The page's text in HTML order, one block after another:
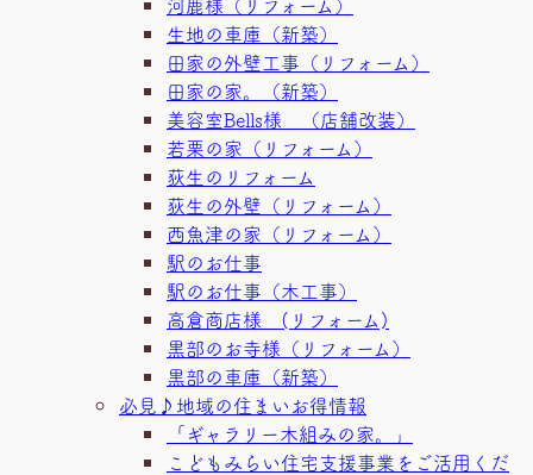
生地の車庫（新築）
田家の外壁工事（リフォーム）
田家の家。（新築）
美容室Bells様 （店舗改装）
若栗の家（リフォーム）
荻生のリフォーム
荻生の外壁（リフォーム）
西魚津の家（リフォーム）
駅のお仕事
駅のお仕事（木工事）
高倉商店様 (リフォーム)
黒部のお寺様（リフォーム）
黒部の車庫（新築）
必見♪地域の住まいお得情報
「ギャラリー木組みの家。」
こどもみらい住宅支援事業をご活用くだ